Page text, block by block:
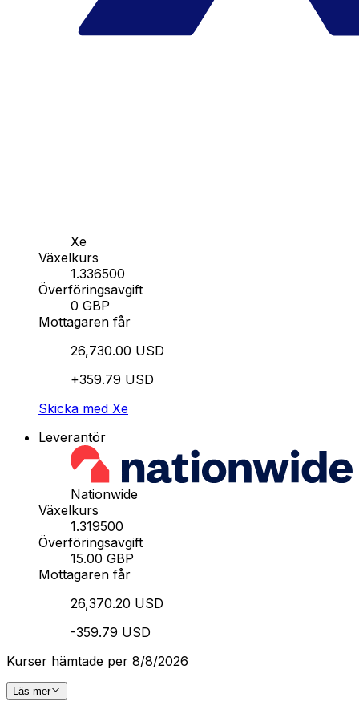
Xe
Växelkurs
1.336500
Överföringsavgift
0 GBP
Mottagaren får
26,730.00 USD
+359.79 USD
Skicka med Xe
Leverantör
Nationwide
Växelkurs
1.319500
Överföringsavgift
15.00 GBP
Mottagaren får
26,370.20 USD
-359.79 USD
Kurser hämtade per 8/8/2026
Läs mer